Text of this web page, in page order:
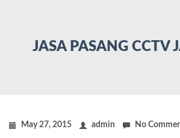
JASA PASANG CCTV
May 27, 2015 admin No